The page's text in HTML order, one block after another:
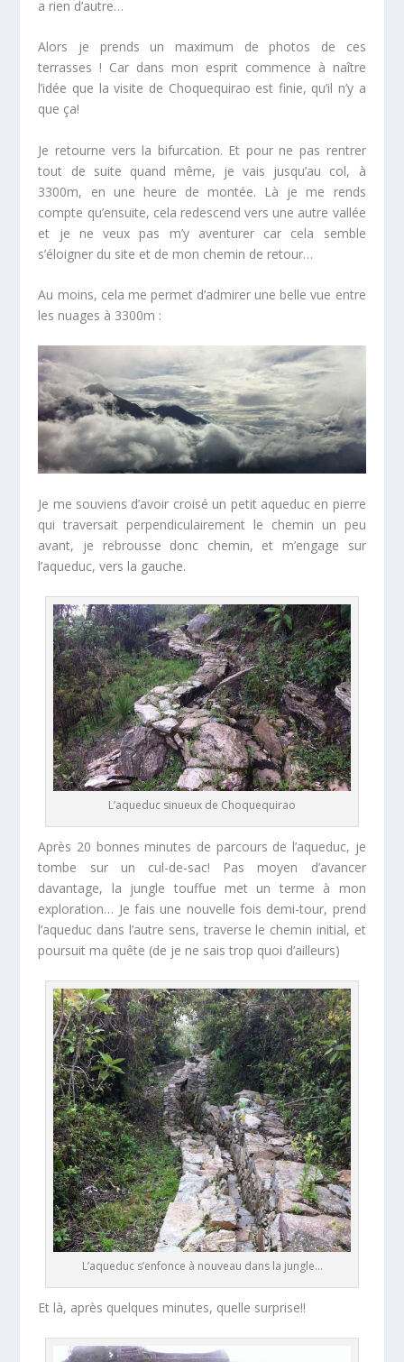
a rien d’autre…
Alors je prends un maximum de photos de ces
terrasses ! Car dans mon esprit commence à naître
l’idée que la visite de Choquequirao est finie, qu’il n’y a
que ça!
Je retourne vers la bifurcation. Et pour ne pas rentrer
tout de suite quand même, je vais jusqu’au col, à
3300m, en une heure de montée. Là je me rends
compte qu’ensuite, cela redescend vers une autre vallée
et je ne veux pas m’y aventurer car cela semble
s’éloigner du site et de mon chemin de retour…
Au moins, cela me permet d’admirer une belle vue entre
les nuages à 3300m :
Je me souviens d’avoir croisé un petit aqueduc en pierre
qui traversait perpendiculairement le chemin un peu
avant, je rebrousse donc chemin, et m’engage sur
l’aqueduc, vers la gauche.
L’aqueduc sinueux de Choquequirao
Après 20 bonnes minutes de parcours de l’aqueduc, je
tombe sur un cul-de-sac! Pas moyen d’avancer
davantage, la jungle touffue met un terme à mon
exploration… Je fais une nouvelle fois demi-tour, prend
l’aqueduc dans l’autre sens, traverse le chemin initial, et
poursuit ma quête (de je ne sais trop quoi d’ailleurs)
L’aqueduc s’enfonce à nouveau dans la jungle…
Et là, après quelques minutes, quelle surprise!!